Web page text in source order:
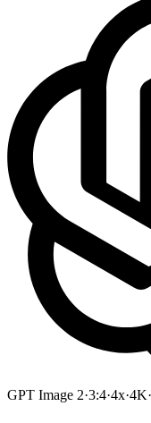
GPT Image 2·3:4·4x·4K·